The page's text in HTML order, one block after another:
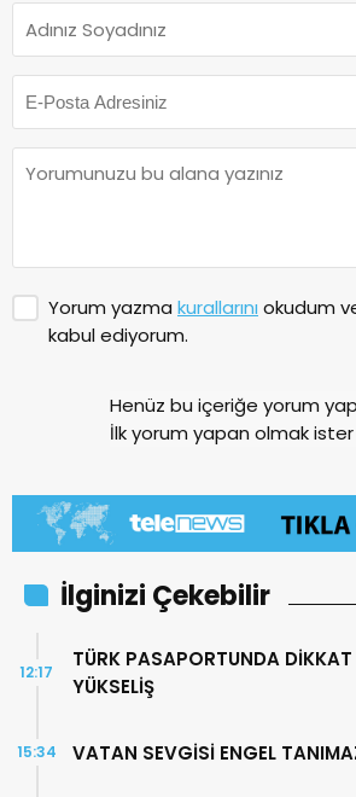
Yorum yazma kurallarını okudum
kabul ediyorum.
Henüz bu içeriğe yorum
İlk yorum yapan olmak ister
İlginizi Çekebilir
TÜRK PASAPORTUNDA DİKKAT
YÜKSELİŞ
12:17
VATAN SEVGİSİ ENGEL
15:34